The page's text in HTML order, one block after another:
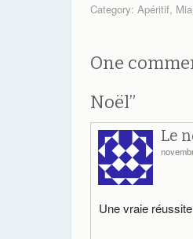
Category: Apéritif,
One
Noël”
Le
Une vraie